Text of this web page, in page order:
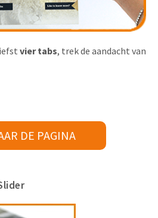
vier tabs, trek de aandacht van
DE PAGINA